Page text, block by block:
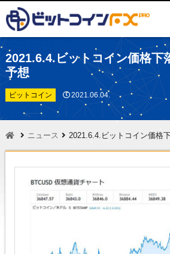
2021.6.4.ビットコイン価格下
予想
ビットコイン 2021.06.04.
ニュース 2021.6.4.ビットコイン価格